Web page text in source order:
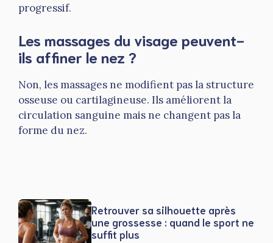
progressif.
Les massages du visage peuvent-
ils affiner le nez ?
Non, les massages ne modifient pas la structure
osseuse ou cartilagineuse. Ils améliorent la
circulation sanguine mais ne changent pas la
forme du nez.
Retrouver sa silhouette après
une grossesse : quand le sport ne
suffit plus